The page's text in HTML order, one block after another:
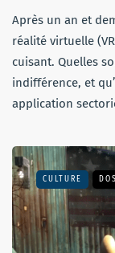
Après un an et
réalité virtuelle
cuisant. Quelles
indifférence, et
application
CULTURE